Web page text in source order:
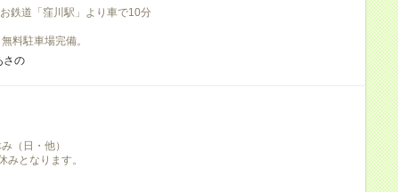
鉄道「窪川駅」より車で10分
料駐車場完備。
さの
（日・他）
となります。